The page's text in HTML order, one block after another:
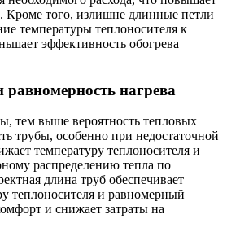
Кроме того, излишне длинные петли
температуры теплоносителя к
эффективность обогрева
нагрева
тем выше вероятность тепловых
трубы, особенно при недостаточной
температуру теплоносителя и
распределению тепла по
длина труб обеспечивает
теплоносителя и равномерный
и снижает затраты на